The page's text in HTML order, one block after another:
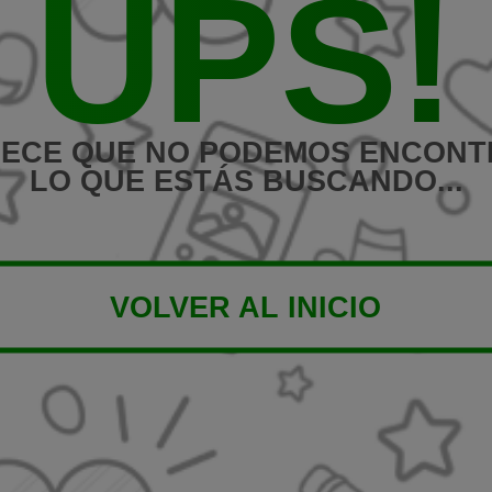
UPS!
QUE NO PODEMOS
LO QUE ESTÁS BUSCANDO...
VOLVER AL INICIO